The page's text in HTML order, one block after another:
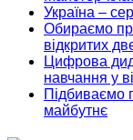
Україна –
Обираємо
відкритих
Цифрова
навчання у
Підбиваємо
майбутнє